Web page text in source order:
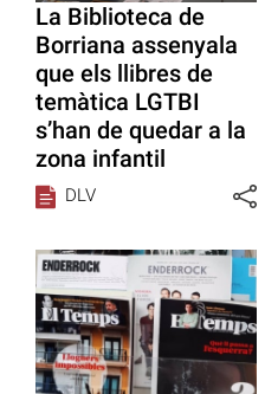
La Biblioteca de
Borriana assenyala
que els llibres de
temàtica LGTBI
s’han de quedar a la
zona infantil
DLV